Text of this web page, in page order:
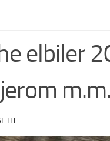
elbiler
m.m.